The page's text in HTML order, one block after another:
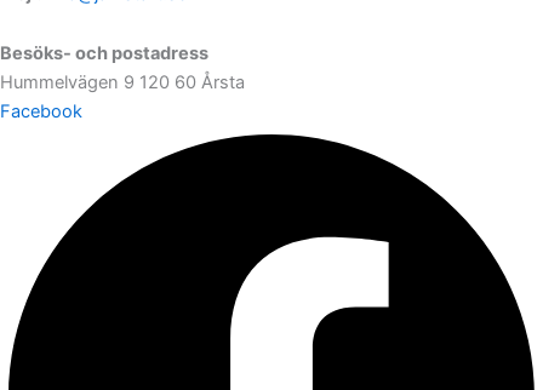
Besöks- och postadress
Hummelvägen 9 120 60 Årsta
Facebook